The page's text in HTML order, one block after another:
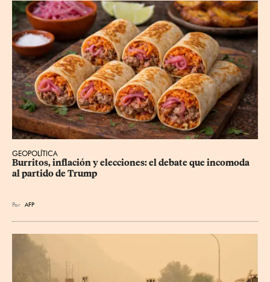
GEOPOLÍTICA
Burritos, inflación y elecciones: el debate que incomoda
al partido de Trump
Por AFP